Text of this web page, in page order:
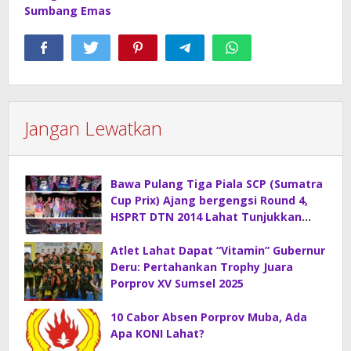
Sumbang Emas
Jangan Lewatkan
Bawa Pulang Tiga Piala SCP (Sumatra
Cup Prix) Ajang bergengsi Round 4,
HSPRT DTN 2014 Lahat Tunjukkan
Atlet Lahat Dapat “Vitamin” Gubernur
Deru: Pertahankan Trophy Juara
Porprov XV Sumsel 2025
10 Cabor Absen Porprov Muba, Ada
Apa KONI Lahat?